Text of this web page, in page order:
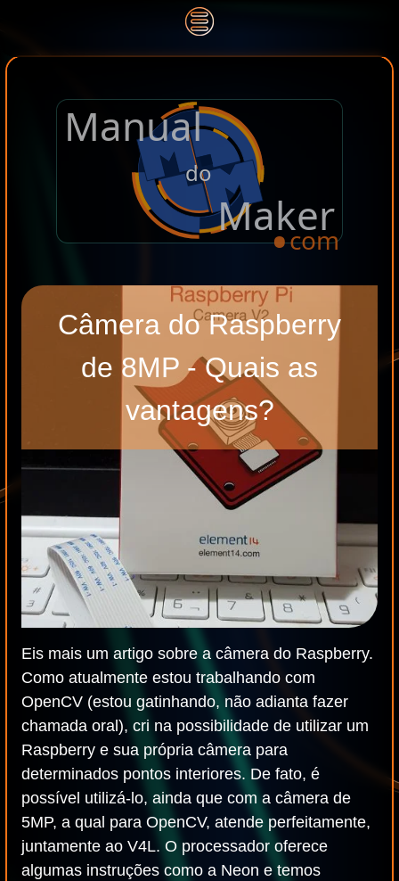
Manual
do
Maker
.com
Câmera do Raspberry
de 8MP - Quais as
vantagens?
Eis mais um artigo sobre a câmera do Raspberry.
Como atualmente estou trabalhando com
OpenCV (estou gatinhando, não adianta fazer
chamada oral), cri na possibilidade de utilizar um
Raspberry e sua própria câmera para
determinados pontos interiores. De fato, é
possível utilizá-lo, ainda que com a câmera de
5MP, a qual para OpenCV, atende perfeitamente,
juntamente ao V4L. O processador oferece
algumas instruções como a Neon e temos